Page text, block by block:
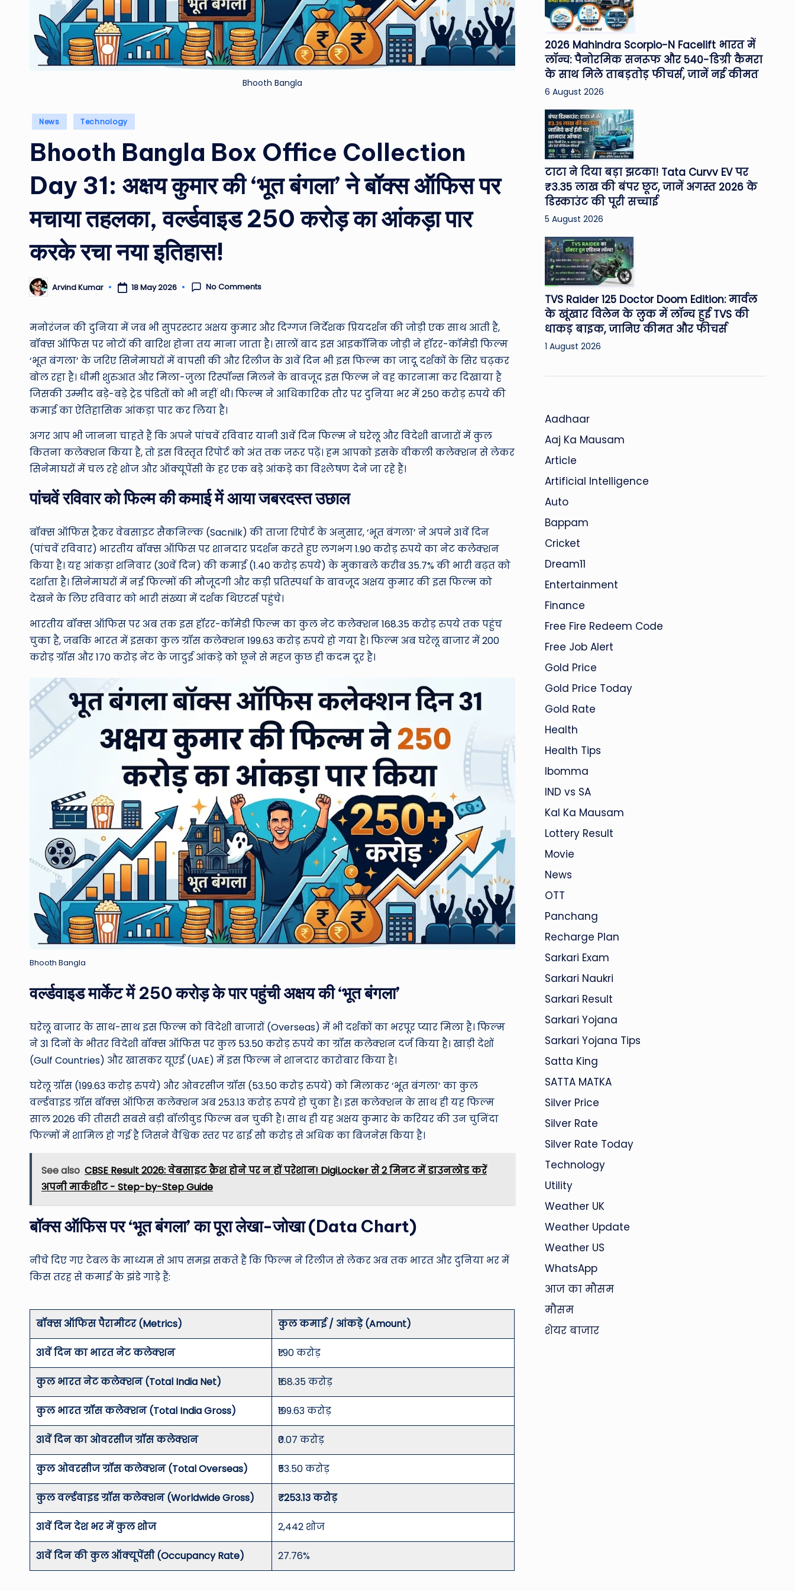
&
M
o
N
e
w
s
n
d
T
h
W
o
Bhooth Bangla
Posted
News Technology
Bhooth Bangla Box Office Collection
Day 31: अक्षय कुमार की ‘भूत बंगला’ ने बॉक्स ऑफिस पर
मचाया तहलका, वर्ल्डवाइड 250 करोड़ का आंकड़ा पार
करके रचा नया इतिहास!
Posted
by
Arvind Kumar 18 May 2026 No Comments
मनोरंजन की दुनिया में जब भी सुपरस्टार अक्षय कुमार और दिग्गज निर्देशक प्रियदर्शन की जोड़ी एक साथ आती है,
बॉक्स ऑफिस पर नोटों की बारिश होना तय माना जाता है। सालों बाद इस आइकॉनिक जोड़ी ने हॉरर-कॉमेडी फिल्म
‘भूत बंगला’ के जरिए सिनेमाघरों में वापसी की और रिलीज के 31वें दिन भी इस फिल्म का जादू दर्शकों के सिर चढ़कर
बोल रहा है। धीमी शुरुआत और मिला-जुला रिस्पॉन्स मिलने के बावजूद इस फिल्म ने वह कारनामा कर दिखाया है
जिसकी उम्मीद बड़े-बड़े ट्रेड पंडितों को भी नहीं थी। फिल्म ने आधिकारिक तौर पर दुनिया भर में 250 करोड़ रुपये की
कमाई का ऐतिहासिक आंकड़ा पार कर लिया है।
अगर आप भी जानना चाहते हैं कि अपने पांचवें रविवार यानी 31वें दिन फिल्म ने घरेलू और विदेशी बाजारों में कुल
कितना कलेक्शन किया है, तो इस विस्तृत रिपोर्ट को अंत तक जरूर पढ़ें। हम आपको इसके वीकली कलेक्शन से लेकर
सिनेमाघरों में चल रहे शोज और ऑक्यूपेंसी के हर एक बड़े आंकड़े का विश्लेषण देने जा रहे हैं।
पांचवें रविवार को फिल्म की कमाई में आया जबरदस्त उछाल
बॉक्स ऑफिस ट्रैकर वेबसाइट सैकनिल्क (Sacnilk) की ताजा रिपोर्ट के अनुसार, ‘भूत बंगला’ ने अपने 31वें दिन
(पांचवें रविवार) भारतीय बॉक्स ऑफिस पर शानदार प्रदर्शन करते हुए लगभग 1.90 करोड़ रुपये का नेट कलेक्शन
किया है। यह आंकड़ा शनिवार (30वें दिन) की कमाई (1.40 करोड़ रुपये) के मुकाबले करीब 35.7% की भारी बढ़त को
दर्शाता है। सिनेमाघरों में नई फिल्मों की मौजूदगी और कड़ी प्रतिस्पर्धा के बावजूद अक्षय कुमार की इस फिल्म को
देखने के लिए रविवार को भारी संख्या में दर्शक थिएटर्स पहुंचे।
भारतीय बॉक्स ऑफिस पर अब तक इस हॉरर-कॉमेडी फिल्म का कुल नेट कलेक्शन 168.35 करोड़ रुपये तक पहुंच
चुका है, जबकि भारत में इसका कुल ग्रॉस कलेक्शन 199.63 करोड़ रुपये हो गया है। फिल्म अब घरेलू बाजार में 200
करोड़ ग्रॉस और 170 करोड़ नेट के जादुई आंकड़े को छूने से महज कुछ ही कदम दूर है।
Bhooth Bangla
वर्ल्डवाइड मार्केट में 250 करोड़ के पार पहुंची अक्षय की ‘भूत बंगला’
घरेलू बाजार के साथ-साथ इस फिल्म को विदेशी बाजारों (Overseas) में भी दर्शकों का भरपूर प्यार मिला है। फिल्म
ने 31 दिनों के भीतर विदेशी बॉक्स ऑफिस पर कुल 53.50 करोड़ रुपये का ग्रॉस कलेक्शन दर्ज किया है। खाड़ी देशों
(Gulf Countries) और खासकर यूएई (UAE) में इस फिल्म ने शानदार कारोबार किया है।
घरेलू ग्रॉस (199.63 करोड़ रुपये) और ओवरसीज ग्रॉस (53.50 करोड़ रुपये) को मिलाकर ‘भूत बंगला’ का कुल
वर्ल्डवाइड ग्रॉस बॉक्स ऑफिस कलेक्शन अब 253.13 करोड़ रुपये हो चुका है। इस कलेक्शन के साथ ही यह फिल्म
साल 2026 की तीसरी सबसे बड़ी बॉलीवुड फिल्म बन चुकी है। साथ ही यह अक्षय कुमार के करियर की उन चुनिंदा
फिल्मों में शामिल हो गई है जिसने वैश्विक स्तर पर ढाई सौ करोड़ से अधिक का बिजनेस किया है।
See also CBSE Result 2026: वेबसाइट क्रैश होने पर न हों परेशान! DigiLocker से 2 मिनट में डाउनलोड करें
अपनी मार्कशीट - Step-by-Step Guide
बॉक्स ऑफिस पर ‘भूत बंगला’ का पूरा लेखा-जोखा (Data Chart)
नीचे दिए गए टेबल के माध्यम से आप समझ सकते हैं कि फिल्म ने रिलीज से लेकर अब तक भारत और दुनिया भर में
किस तरह से कमाई के झंडे गाड़े हैं:
बॉक्स ऑफिस पैरामीटर (Metrics) कुल कमाई / आंकड़े (Amount)
31वें दिन का भारत नेट कलेक्शन ₹1.90 करोड़
कुल भारत नेट कलेक्शन (Total India Net) ₹168.35 करोड़
कुल भारत ग्रॉस कलेक्शन (Total India Gross) ₹199.63 करोड़
31वें दिन का ओवरसीज ग्रॉस कलेक्शन ₹0.07 करोड़
कुल ओवरसीज ग्रॉस कलेक्शन (Total Overseas) ₹53.50 करोड़
कुल वर्ल्डवाइड ग्रॉस कलेक्शन (Worldwide Gross) ₹253.13 करोड़
31वें दिन देश भर में कुल शोज 2,442 शोज
31वें दिन की कुल ऑक्यूपेंसी (Occupancy Rate) 27.76%
2026 Mahindra Scorpio-N Facelift भारत में
लॉन्च: पैनोरमिक सनरूफ और 540-डिग्री कैमरा
के साथ मिले ताबड़तोड़ फीचर्स, जानें नई कीमत
6 August 2026
टाटा ने दिया बड़ा झटका! Tata Curvv EV पर
₹3.35 लाख की बंपर छूट, जानें अगस्त 2026 के
डिस्काउंट की पूरी सच्चाई
5 August 2026
TVS Raider 125 Doctor Doom Edition: मार्वल
के खूंखार विलेन के लुक में लॉन्च हुई TVS की
धाकड़ बाइक, जानिए कीमत और फीचर्स
1 August 2026
Aadhaar
Aaj Ka Mausam
Article
Artificial Intelligence
Auto
Bappam
Cricket
Dream11
Entertainment
Finance
Free Fire Redeem Code
Free Job Alert
Gold Price
Gold Price Today
Gold Rate
Health
Health Tips
Ibomma
IND vs SA
Kal Ka Mausam
Lottery Result
Movie
News
OTT
Panchang
Recharge Plan
Sarkari Exam
Sarkari Naukri
Sarkari Result
Sarkari Yojana
Sarkari Yojana Tips
Satta King
SATTA MATKA
Silver Price
Silver Rate
Silver Rate Today
Technology
Utility
Weather UK
Weather Update
Weather US
WhatsApp
आज का मौसम
मौसम
शेयर बाजार